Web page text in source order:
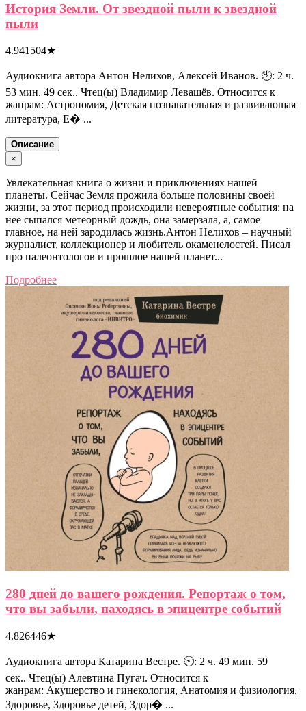
История Земли. От звездной пыли к звездной
пыли
4.941504★
Аудиокнига автора Антон Нелихов, Алексей Иванов. 🕙: 2 ч.
53 мин. 49 сек.. Чтец(ы) Владимир Левашёв. Относится к
жанрам: Астрономия, Детская познавательная и развивающая
литература, Е� ...
Описание
×
Увлекательная книга о жизни и приключениях нашей
планеты. Сейчас Земля прожила больше половины своей
жизни, за этот период происходили невероятные события: на
нее сыпался метеорный дождь, она замерзала, а, самое
главное, на ней зародилась жизнь.Антон Нелихов – научный
журналист, коллекционер и любитель окаменелостей. Писал
про палеонтологов и прошлое нашей планет...
Подробнее
280 дней до вашего рождения. Репортаж о том,
что вы забыли, находясь в эпицентре событий
4.826446★
Аудиокнига автора Катарина Вестре. 🕙: 2 ч. 49 мин. 59
сек.. Чтец(ы) Алевтина Пугач. Относится к
жанрам: Акушерство и гинекология, Анатомия и физиология,
Здоровье, Здоровье детей, Здор� ...